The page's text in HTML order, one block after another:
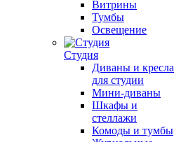
Витрины
Тумбы
Освещение
Студия
Диваны и кресла
для студии
Мини-диваны
Шкафы и
стеллажи
Комоды и тумбы